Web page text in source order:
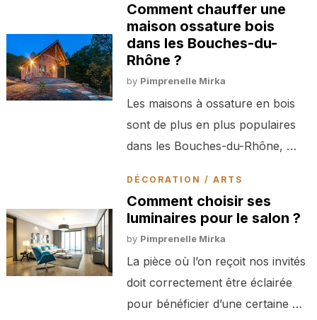
Comment chauffer une
maison ossature bois
dans les Bouches-du-
Rhône ?
by Pimprenelle Mirka
Les maisons à ossature en bois
sont de plus en plus populaires
dans les Bouches-du-Rhône, …
DÉCORATION / ARTS
Comment choisir ses
luminaires pour le salon ?
by Pimprenelle Mirka
La pièce où l’on reçoit nos invités
doit correctement être éclairée
pour bénéficier d’une certaine …